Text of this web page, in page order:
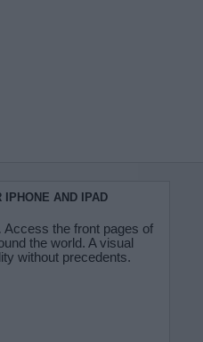
IPHONE AND IPAD
Access the front pages of
the world. A visual
without precedents.